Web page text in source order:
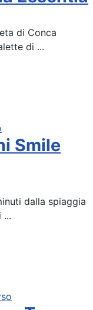
di Conca
di ...
Smile
dalla spiaggia
...